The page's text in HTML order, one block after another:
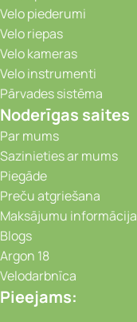
Velo piederumi
Velo riepas
Velo kameras
Velo instrumenti
Pārvades sistēma
Noderīgas saites
Par mums
Sazinieties ar mums
Piegāde
Preču atgriešana
Maksājumu informācija
Blogs
Argon 18
Velodarbnīca
Pieejams: